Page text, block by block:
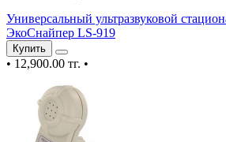
Универсальный ультразвуковой
ЭкоСнайпер LS-919
Купить
• 12,900.00 тг. •